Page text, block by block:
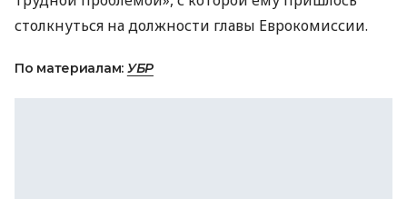
столкнуться на должности главы Еврокомиссии.
По материалам: УБР